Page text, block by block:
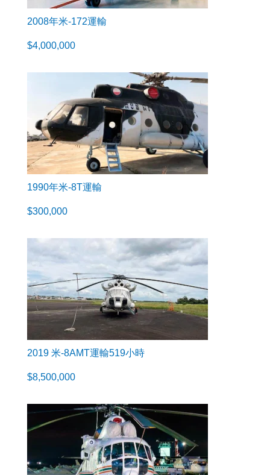
2008年米-172運輸
$4,000,000
1990年米-8T運輸
$300,000
2019 米-8AMT運輸519小時
$8,500,000